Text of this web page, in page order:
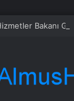
Bakanı